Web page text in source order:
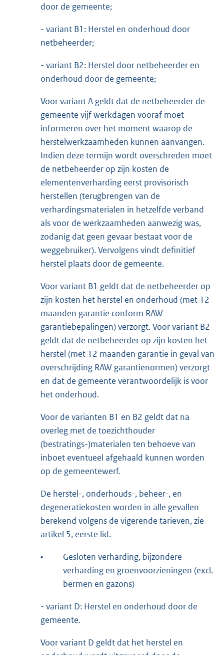
door de gemeente;
- variant B1: Herstel en onderhoud door
netbeheerder;
- variant B2: Herstel door netbeheerder en
onderhoud door de gemeente;
Voor variant A geldt dat de netbeheerder de
gemeente vijf werkdagen vooraf moet
informeren over het moment waarop de
herstelwerkzaamheden kunnen aanvangen.
Indien deze termijn wordt overschreden moet
de netbeheerder op zijn kosten de
elementenverharding eerst provisorisch
herstellen (terugbrengen van de
verhardingsmaterialen in hetzelfde verband
als voor de werkzaamheden aanwezig was,
zodanig dat geen gevaar bestaat voor de
weggebruiker). Vervolgens vindt definitief
herstel plaats door de gemeente.
Voor variant B1 geldt dat de netbeheerder op
zijn kosten het herstel en onderhoud (met 12
maanden garantie conform RAW
garantiebepalingen) verzorgt. Voor variant B2
geldt dat de netbeheerder op zijn kosten het
herstel (met 12 maanden garantie in geval van
overschrijding RAW garantienormen) verzorgt
en dat de gemeente verantwoordelijk is voor
het onderhoud.
Voor de varianten B1 en B2 geldt dat na
overleg met de toezichthouder
(bestratings-)materialen ten behoeve van
inboet eventueel afgehaald kunnen worden
op de gemeentewerf.
De herstel-, onderhouds-, beheer-, en
degeneratiekosten worden in alle gevallen
berekend volgens de vigerende tarieven, zie
artikel 5, eerste lid.
•
Gesloten verharding, bijzondere
verharding en groenvoorzieningen (excl.
bermen en gazons)
- variant D: Herstel en onderhoud door de
gemeente.
Voor variant D geldt dat het herstel en